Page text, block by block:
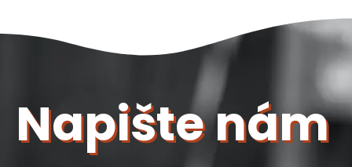
Napište nám